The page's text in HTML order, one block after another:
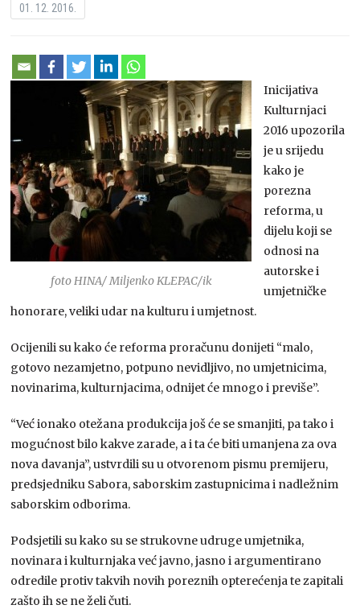
01. 12. 2016.
foto HINA/ Miljenko KLEPAC/ik
Inicijativa
Kulturnjaci
2016 upozorila
je u srijedu
kako je
porezna
reforma, u
dijelu koji se
odnosi na
autorske i
umjetničke
honorare, veliki udar na kulturu i umjetnost.
Ocijenili su kako će reforma proračunu donijeti “malo,
gotovo nezamjetno, potpuno nevidljivo, no umjetnicima,
novinarima, kulturnjacima, odnijet će mnogo i previše”.
“Već ionako otežana produkcija još će se smanjiti, pa tako i
mogućnost bilo kakve zarade, a i ta će biti umanjena za ova
nova davanja”, ustvrdili su u otvorenom pismu premijeru,
predsjedniku Sabora, saborskim zastupnicima i nadležnim
saborskim odborima.
Podsjetili su kako su se strukovne udruge umjetnika,
novinara i kulturnjaka već javno, jasno i argumentirano
odredile protiv takvih novih poreznih opterećenja te zapitali
zašto ih se ne želi čuti.